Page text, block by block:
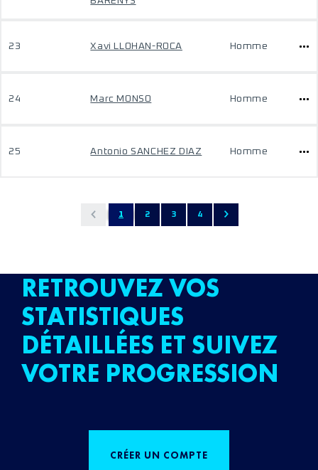
23 Xavi LLOHAN-ROCA Homme
24 Marc MONSO Homme
25 Antonio SANCHEZ DIAZ Homme
1 2 3 4
RETROUVEZ VOS
STATISTIQUES
DÉTAILLÉES ET SUIVEZ
VOTRE PROGRESSION
CRÉER UN COMPTE